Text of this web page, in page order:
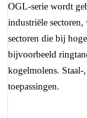
OGL-serie wordt
industriële
sectoren die bij
bijvoorbeeld
kogelmolens. Staal-
toepassingen.